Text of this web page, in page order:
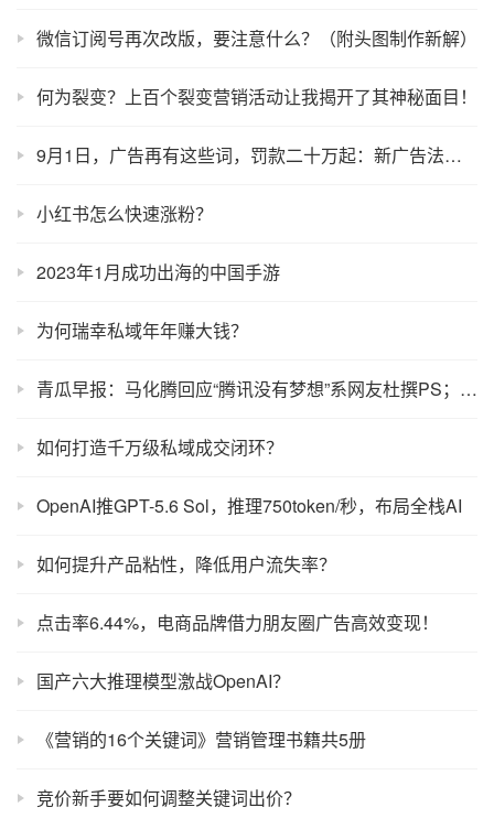
微信订阅号再次改版，要注意什么？（附头图制作新解）
何为裂变？上百个裂变营销活动让我揭开了其神秘面目！
9月1日，广告再有这些词，罚款二十万起：新广告法红线别碰
小红书怎么快速涨粉？
2023年1月成功出海的中国手游
为何瑞幸私域年年赚大钱？
青瓜早报：马化腾回应“腾讯没有梦想”系网友杜撰PS；网易CEO丁磊半年财富蒸发70亿美元…
如何打造千万级私域成交闭环？
OpenAI推GPT-5.6 Sol，推理750token/秒，布局全栈AI
如何提升产品粘性，降低用户流失率？
点击率6.44%，电商品牌借力朋友圈广告高效变现！
国产六大推理模型激战OpenAI？
《营销的16个关键词》营销管理书籍共5册
竞价新手要如何调整关键词出价？